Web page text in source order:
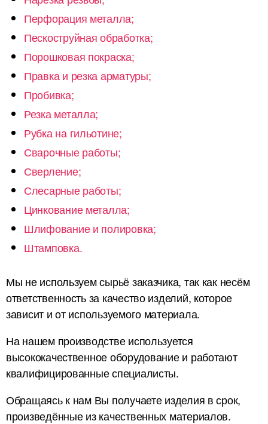
Перфорация металла;
Пескоструйная обработка;
Порошковая покраска;
Правка и резка арматуры;
Пробивка;
Резка металла;
Рубка на гильотине;
Сварочные работы;
Сверление;
Слесарные работы;
Цинкование металла;
Шлифование и полировка;
Штамповка.
Мы не используем сырьё заказчика, так как несём
ответственность за качество изделий, которое
зависит и от используемого материала.
На нашем производстве используется
высококачественное оборудование и работают
квалифицированные специалисты.
Обращаясь к нам Вы получаете изделия в срок,
произведённые из качественных материалов.